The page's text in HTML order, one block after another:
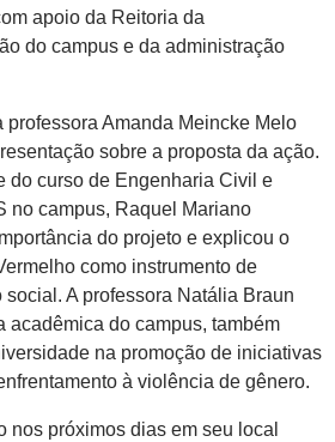
apoio da Reitoria da
do campus e da administração
professora Amanda Meincke Melo
sobre a proposta da ação.
do curso de Engenharia Civil e
no campus, Raquel Mariano
do projeto e explicou o
como instrumento de
A professora Natália Braun
acadêmica do campus, também
na promoção de iniciativas
à violência de gênero.
nos próximos dias em seu local